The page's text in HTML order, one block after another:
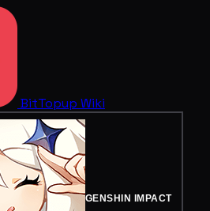
BitTopup Wiki
GENSHIN IMPACT